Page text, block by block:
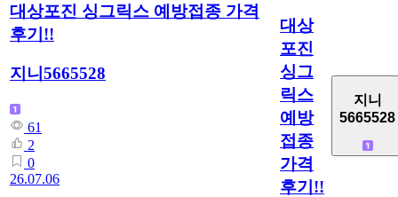
대상포진 싱그릭스 예방접종 가격
후기!!
지니5665528
61
2
0
26.07.06
대상
포진
싱그
릭스
예방
접종
가격
후기!!
지니
5665528